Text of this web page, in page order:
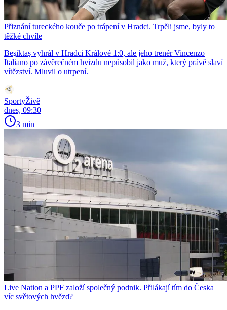
Přiznání tureckého kouče po trápení v Hradci. Trpěli jsme, byly to
těžké chvíle
Beşiktaş vyhrál v Hradci Králové 1:0, ale jeho trenér Vincenzo
Italiano po závěrečném hvizdu nepůsobil jako muž, který právě slaví
vítězství. Mluvil o utrpení.
SportyŽivě
dnes, 09:30
3 min
Live Nation a PPF založí společný podnik. Přilákají tím do Česka
víc světových hvězd?